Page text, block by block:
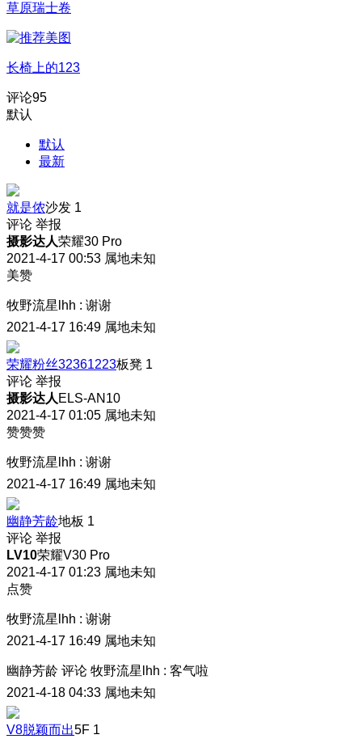
草原瑞士卷
长椅上的123
评论95
默认
默认
最新
就是侬沙发 1
评论 举报
摄影达人荣耀30 Pro
2021-4-17 00:53 属地未知
美赞
牧野流星lhh : 谢谢
2021-4-17 16:49 属地未知
荣耀粉丝32361223板凳 1
评论 举报
摄影达人 ELS-AN10
2021-4-17 01:05 属地未知
赞赞赞
牧野流星lhh : 谢谢
2021-4-17 16:49 属地未知
幽静芳龄地板 1
评论 举报
LV10荣耀V30 Pro
2021-4-17 01:23 属地未知
点赞
牧野流星lhh : 谢谢
2021-4-17 16:49 属地未知
幽静芳龄 评论 牧野流星lhh : 客气啦
2021-4-18 04:33 属地未知
V8脱颖而出5F 1